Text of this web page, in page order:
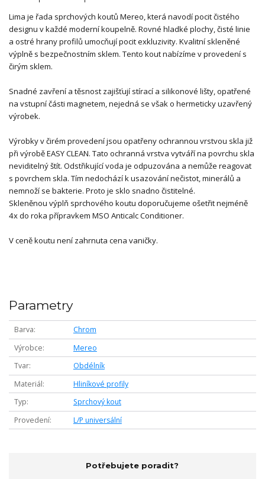
Lima je řada sprchových koutů Mereo, která navodí pocit čistého
designu v každé moderní koupelně. Rovné hladké plochy, čisté linie
a ostré hrany profilů umocňují pocit exkluzivity. Kvalitní skleněné
výplně s bezpečnostním sklem. Tento kout nabízíme v provedení s
čirým sklem.
Snadné zavření a těsnost zajišťují stírací a silikonové lišty, opatřené
na vstupní části magnetem, nejedná se však o hermeticky uzavřený
výrobek.
Výrobky v čirém provedení jsou opatřeny ochrannou vrstvou skla již
při výrobě EASY CLEAN. Tato ochranná vrstva vytváří na povrchu skla
neviditelný štít. Odstřikující voda je odpuzována a nemůže reagovat
s povrchem skla. Tím nedochází k usazování nečistot, minerálů a
nemnoží se bakterie. Proto je sklo snadno čistitelné.
Skleněnou výplň sprchového koutu doporučujeme ošetřit nejméně
4x do roka přípravkem MSO Anticalc Conditioner.
V ceně koutu není zahrnuta cena vaničky.
Parametry
Barva
Chrom
Výrobce
Mereo
Tvar
Obdélník
Materiál
Hliníkové profily
Typ
Sprchový kout
Provedení
L/P universální
Potřebujete poradit?